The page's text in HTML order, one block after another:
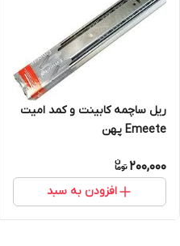
ریل ساچمه کابینت و کمد امیت
Emeete پهن
200,000
افزودن به سبد